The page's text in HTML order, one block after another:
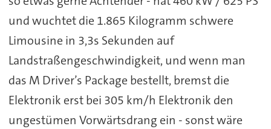
und wuchtet die 1.865 Kilogramm schwere
Limousine in 3,3s Sekunden auf
Landstraßengeschwindigkeit, und wenn man
das M Driver’s Package bestellt, bremst die
Elektronik erst bei 305 km/h Elektronik den
ungestümen Vorwärtsdrang ein - sonst wäre